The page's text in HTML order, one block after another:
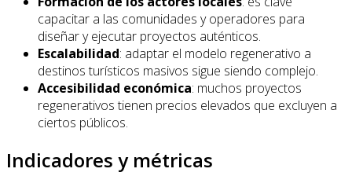
capacitar a las comunidades y operadores para
diseñar y ejecutar proyectos auténticos.
Escalabilidad: adaptar el modelo regenerativo a
destinos turísticos masivos sigue siendo complejo.
Accesibilidad económica: muchos proyectos
regenerativos tienen precios elevados que excluyen a
ciertos públicos.
Indicadores y métricas